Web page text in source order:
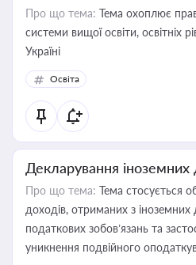
Про що тема: Тема охоплює
системи вищої освіти, освітніх
Україні
Освіта
Декларування іноземних
Про що тема: Тема стосується
доходів, отриманих з
податкових зобов’язань та
уникнення подвійного